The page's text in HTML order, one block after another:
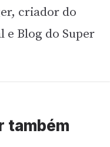
criador do
e Blog do Super
também